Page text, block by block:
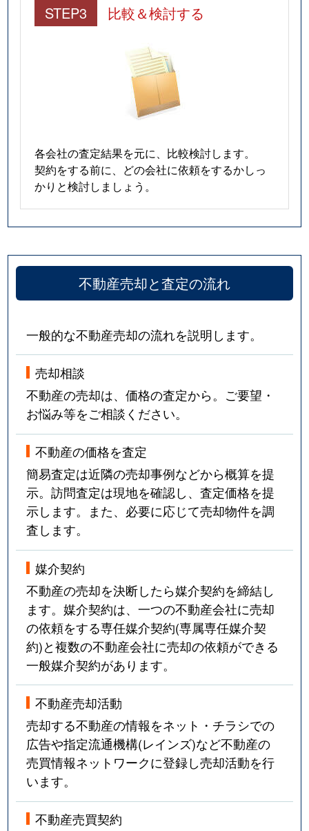
STEP3 比較＆検討する
各会社の査定結果を元に、比較検討します。
契約をする前に、どの会社に依頼をするかしっ
かりと検討しましょう。
不動産売却と査定の流れ
一般的な不動産売却の流れを説明します。
売却相談
不動産の売却は、価格の査定から。ご要望・
お悩み等をご相談ください。
不動産の価格を査定
簡易査定は近隣の売却事例などから概算を提
示。訪問査定は現地を確認し、査定価格を提
示します。また、必要に応じて売却物件を調
査します。
媒介契約
不動産の売却を決断したら媒介契約を締結し
ます。媒介契約は、一つの不動産会社に売却
の依頼をする専任媒介契約(専属専任媒介契
約)と複数の不動産会社に売却の依頼ができる
一般媒介契約があります。
不動産売却活動
売却する不動産の情報をネット・チラシでの
広告や指定流通機構(レインズ)など不動産の
売買情報ネットワークに登録し売却活動を行
います。
不動産売買契約